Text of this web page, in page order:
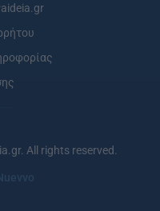
All rights reserved.